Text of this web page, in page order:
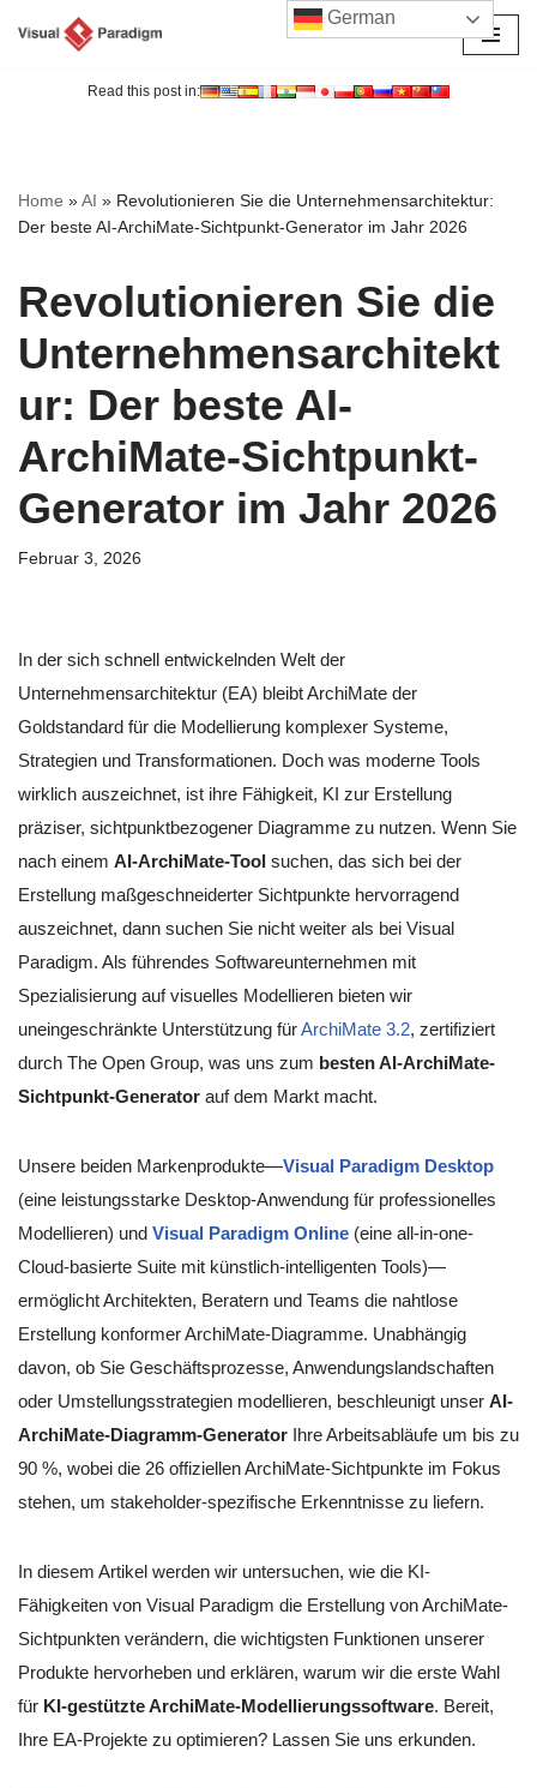
Read this post in:
Home »AI » Revolutionieren Sie die Unternehmensarchitektur:
Der beste AI-ArchiMate-Sichtpunkt-Generator im Jahr 2026
Revolutionieren Sie die
Unternehmensarchitekt
ur: Der beste AI-
ArchiMate-Sichtpunkt-
Generator im Jahr 2026
Februar 3, 2026
In der sich schnell entwickelnden Welt der
Unternehmensarchitektur (EA) bleibt ArchiMate der
Goldstandard für die Modellierung komplexer Systeme,
Strategien und Transformationen. Doch was moderne Tools
wirklich auszeichnet, ist ihre Fähigkeit, KI zur Erstellung
präziser, sichtpunktbezogener Diagramme zu nutzen. Wenn Sie
nach einem AI-ArchiMate-Tool suchen, das sich bei der
Erstellung maßgeschneiderter Sichtpunkte hervorragend
auszeichnet, dann suchen Sie nicht weiter als bei Visual
Paradigm. Als führendes Softwareunternehmen mit
Spezialisierung auf visuelles Modellieren bieten wir
uneingeschränkte Unterstützung fürArchiMate 3.2, zertifiziert
durch The Open Group, was uns zum besten AI-ArchiMate-
Sichtpunkt-Generator auf dem Markt macht.
Unsere beiden Markenprodukte—Visual Paradigm Desktop
(eine leistungsstarke Desktop-Anwendung für professionelles
Modellieren) und Visual Paradigm Online (eine all-in-one-
Cloud-basierte Suite mit künstlich-intelligenten Tools)—
ermöglicht Architekten, Beratern und Teams die nahtlose
Erstellung konformer ArchiMate-Diagramme. Unabhängig
davon, ob Sie Geschäftsprozesse, Anwendungslandschaften
oder Umstellungsstrategien modellieren, beschleunigt unser AI-
ArchiMate-Diagramm-Generator Ihre Arbeitsabläufe um bis zu
90 %, wobei die 26 offiziellen ArchiMate-Sichtpunkte im Fokus
stehen, um stakeholder-spezifische Erkenntnisse zu liefern.
In diesem Artikel werden wir untersuchen, wie die KI-
Fähigkeiten von Visual Paradigm die Erstellung von ArchiMate-
Sichtpunkten verändern, die wichtigsten Funktionen unserer
Produkte hervorheben und erklären, warum wir die erste Wahl
für KI-gestützte ArchiMate-Modellierungssoftware. Bereit,
Ihre EA-Projekte zu optimieren? Lassen Sie uns erkunden.
German